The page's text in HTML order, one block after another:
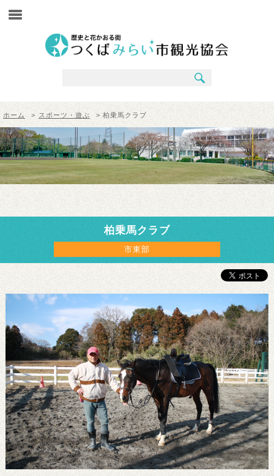
ホーム > スポーツ・遊ぶ > 柏乗馬クラブ
柏乗馬クラブ
市東部